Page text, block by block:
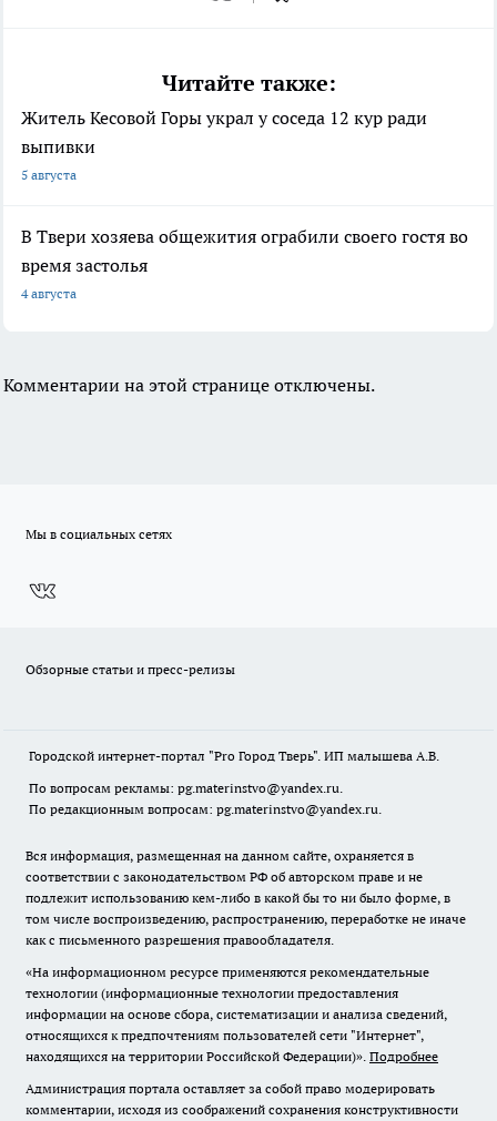
Читайте также:
Житель Кесовой Горы украл у соседа 12 кур ради
выпивки
5 августа
В Твери хозяева общежития ограбили своего гостя во
время застолья
4 августа
Комментарии на этой странице отключены.
Мы в социальных сетях
Обзорные статьи и пресс-релизы
Городской интернет-портал "Pro Город Тверь". ИП малышева А.В.
По вопросам рекламы: pg.materinstvo@yandex.ru.
По редакционным вопросам: pg.materinstvo@yandex.ru.
Вся информация, размещенная на данном сайте, охраняется в
соответствии с законодательством РФ об авторском праве и не
подлежит использованию кем-либо в какой бы то ни было форме, в
том числе воспроизведению, распространению, переработке не иначе
как с письменного разрешения правообладателя.
«На информационном ресурсе применяются рекомендательные
технологии (информационные технологии предоставления
информации на основе сбора, систематизации и анализа сведений,
относящихся к предпочтениям пользователей сети "Интернет",
находящихся на территории Российской Федерации)». Подробнее
Администрация портала оставляет за собой право модерировать
комментарии, исходя из соображений сохранения конструктивности